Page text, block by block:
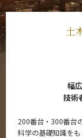
土
幅
技術
200番台・300番台
科学の基礎知識を
土木・環境工
About Us
5つの特長
土木工学コー